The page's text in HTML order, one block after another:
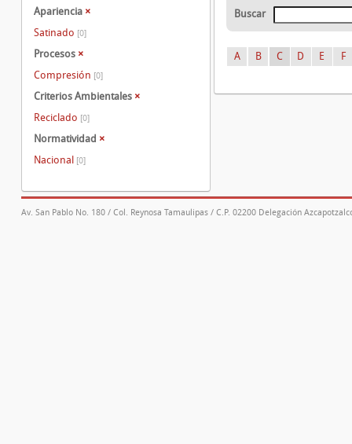
Buscar
A B C D E F
Apariencia ×
Satinado [0]
Procesos ×
Compresión [0]
Criterios Ambientales ×
Reciclado [0]
Normatividad ×
Nacional [0]
Av. San Pablo No. 180 / Col. Reynosa Tamaulipas / C.P. 02200 Delegación